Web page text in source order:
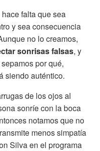
falta que sea
y sea consecuencia
no lo creamos,
sonrisas falsas, y
por qué,
siendo auténtico.
de los ojos al
sonríe con la boca
notamos que no
menos simpatía
Silva en el programa